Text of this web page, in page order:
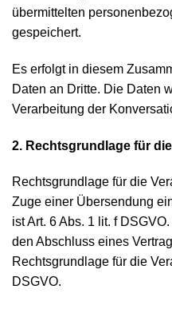
übermittelten
gespeichert.
Es erfolgt in diesem
Daten an Dritte. Die Daten
Verarbeitung der
2. Rechtsgrundlage für
Rechtsgrundlage für die
Zuge einer Übersendung
ist Art. 6 Abs. 1 lit. f
den Abschluss eines
Rechtsgrundlage für die
DSGVO.